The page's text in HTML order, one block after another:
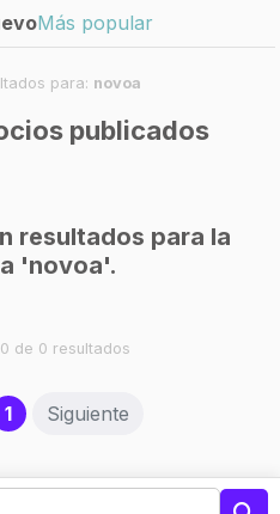
Más popular
para: novoa
publicados
resultados para la
'novoa'.
de 0 resultados
1(current)
Siguiente